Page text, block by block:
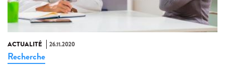
ACTUALITÉ 26.11.2020
Recherche